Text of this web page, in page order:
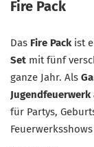
Fire Pack
Das Fire Packist
Set mit fünf
ganze Jahr. Als
Jugendfeuerwerk
für Partys,